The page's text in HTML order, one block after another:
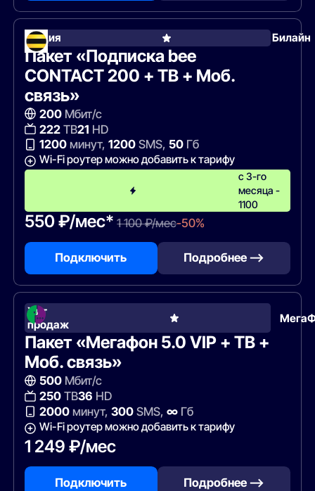
Акция Билайн
Пакет «Подписка bee
CONTACT 200 + ТВ + Моб.
связь»
200Мбит/с
222ТВ21 HD
1200минут, 1200SMS, 50Гб
Wi-Fi роутер можно добавить к тарифу
с 3-го
месяца -
1100
550 ₽/мес* 1 100 ₽/мес-50%
Подключить Подробнее —>
Хит
продаж
Пакет «Мегафон 5.0 VIP + ТВ +
Моб. связь»
500Мбит/с
250ТВ36 HD
2000минут, 300SMS, ∞Гб
Wi-Fi роутер можно добавить к тарифу
1 249 ₽/мес
Подключить Подробнее —>